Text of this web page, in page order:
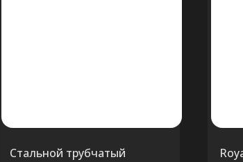
Стальной трубчатый